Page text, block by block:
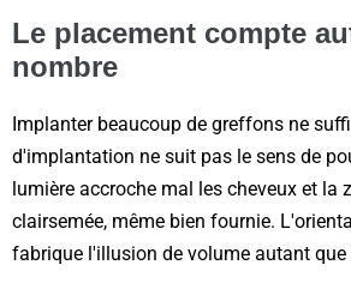
Le placement compte
nombre
Implanter beaucoup de greffons ne
d'implantation ne suit pas le sens de
lumière accroche mal les cheveux et la
clairsemée, même bien fournie.
fabrique l'illusion de volume autant que